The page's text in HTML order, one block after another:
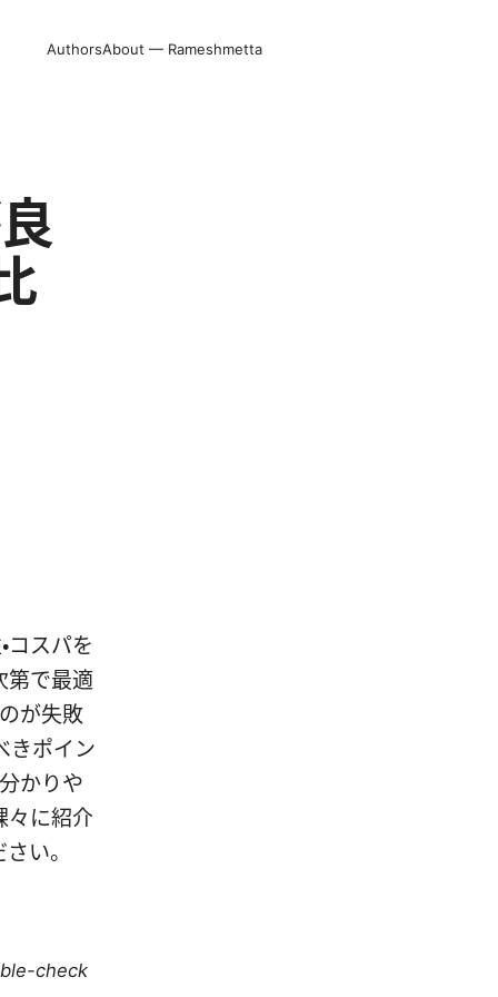
AuthorsAbout — Rameshmetta
コスパを
第で最適
が失敗
きポイン
かりや
々に紹介
い。
check